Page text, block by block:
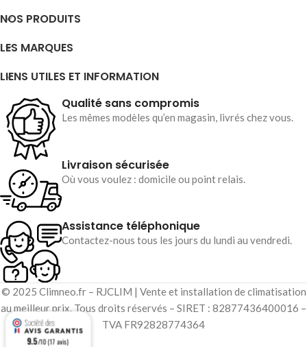
NOS PRODUITS
LES MARQUES
LIENS UTILES ET INFORMATION
Qualité sans compromis
Les mêmes modèles qu’en magasin, livrés chez vous.
Livraison sécurisée
Où vous voulez : domicile ou point relais.
Assistance téléphonique
Contactez-nous tous les jours du lundi au vendredi.
© 2025 Climneo.fr – RJCLIM | Vente et installation de climatisation
au meilleur prix. Tous droits réservés – SIRET : 82877436400016 –
TVA FR92828774364
9.5/10 (17 avis)